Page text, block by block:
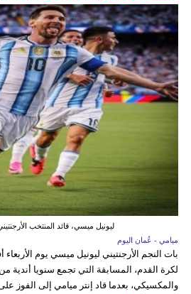
ليونيل ميسي، قائد المنتخب
ميامي - عُمان اليوم
بات النجم الأرجنتيني ليونيل ميسي يوم
لكرة القدم، المسابقة التي تجمع سنويا أندية